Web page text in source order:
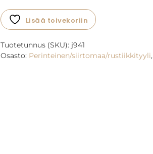
Lisää toivekoriin
Tuotetunnus (SKU): j941
Osasto: Perinteinen/siirtomaa/rustiikkityyli,